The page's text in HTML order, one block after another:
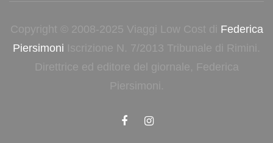
Copyright © 2008-2025 Viaggi Low Cost di Federica
Piersimoni Iscrizione N. 7/2013 Tribunale di Rimini.
Direttrice ed editore del giornale, Federica
Piersimoni.